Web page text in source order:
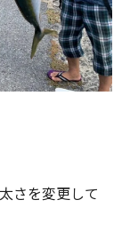
さを変更して